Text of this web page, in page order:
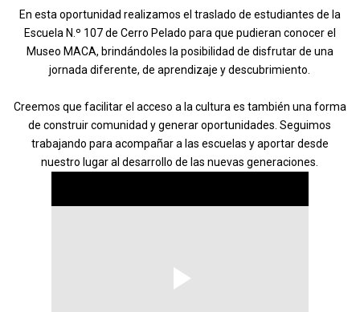
En esta oportunidad realizamos el traslado de estudiantes de la
Escuela N.º 107 de Cerro Pelado para que pudieran conocer el
Museo MACA, brindándoles la posibilidad de disfrutar de una
jornada diferente, de aprendizaje y descubrimiento.
Creemos que facilitar el acceso a la cultura es también una forma
de construir comunidad y generar oportunidades. Seguimos
trabajando para acompañar a las escuelas y aportar desde
nuestro lugar al desarrollo de las nuevas generaciones.